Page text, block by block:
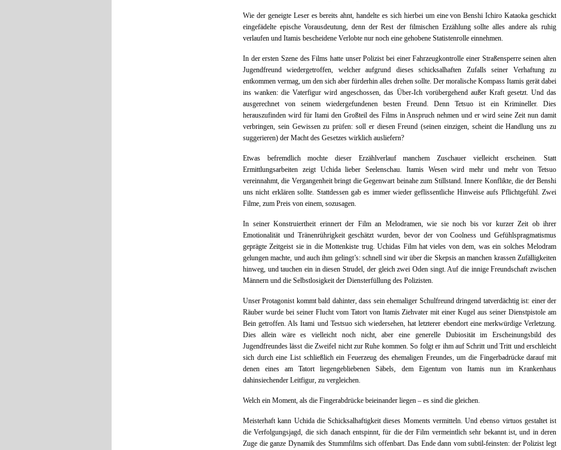
Wie der geneigte Leser es bereits ahnt, handelte es sich hierbei um eine von Benshi Ichiro Kataoka geschickt
eingefädelte epische Vorausdeutung, denn der Rest der filmischen Erzählung sollte alles andere als ruhig
verlaufen und Itamis bescheidene Verlobte nur noch eine gehobene Statistenrolle einnehmen.
In der ersten Szene des Films hatte unser Polizist bei einer Fahrzeugkontrolle einer Straßensperre seinen alten
Jugendfreund wiedergetroffen, welcher aufgrund dieses schicksalhaften Zufalls seiner Verhaftung zu
entkommen vermag, um den sich aber fürderhin alles drehen sollte. Der moralische Kompass Itamis gerät dabei
ins wanken: die Vaterfigur wird angeschossen, das Über-Ich vorübergehend außer Kraft gesetzt. Und das
ausgerechnet von seinem wiedergefundenen besten Freund. Denn Tetsuo ist ein Krimineller. Dies
herauszufinden wird für Itami den Großteil des Films in Anspruch nehmen und er wird seine Zeit nun damit
verbringen, sein Gewissen zu prüfen: soll er diesen Freund (seinen einzigen, scheint die Handlung uns zu
suggerieren) der Macht des Gesetzes wirklich ausliefern?
Etwas befremdlich mochte dieser Erzählverlauf manchem Zuschauer vielleicht erscheinen. Statt
Ermittlungsarbeiten zeigt Uchida lieber Seelenschau. Itamis Wesen wird mehr und mehr von Tetsuo
vereinnahmt, die Vergangenheit bringt die Gegenwart beinahe zum Stillstand. Innere Konflikte, die der Benshi
uns nicht erklären sollte. Stattdessen gab es immer wieder geflissentliche Hinweise aufs Pflichtgefühl. Zwei
Filme, zum Preis von einem, sozusagen.
In seiner Konstruiertheit erinnert der Film an Melodramen, wie sie noch bis vor kurzer Zeit ob ihrer
Emotionalität und Tränenrührigkeit geschätzt wurden, bevor der von Coolness und Gefühlspragmatismus
geprägte Zeitgeist sie in die Mottenkiste trug. Uchidas Film hat vieles von dem, was ein solches Melodram
gelungen machte, und auch ihm gelingt’s: schnell sind wir über die Skepsis an manchen krassen Zufälligkeiten
hinweg, und tauchen ein in diesen Strudel, der gleich zwei Oden singt. Auf die innige Freundschaft zwischen
Männern und die Selbstlosigkeit der Diensterfüllung des Polizisten.
Unser Protagonist kommt bald dahinter, dass sein ehemaliger Schulfreund dringend tatverdächtig ist: einer der
Räuber wurde bei seiner Flucht vom Tatort von Itamis Ziehvater mit einer Kugel aus seiner Dienstpistole am
Bein getroffen. Als Itami und Testsuo sich wiedersehen, hat letzterer ebendort eine merkwürdige Verletzung.
Dies allein wäre es vielleicht noch nicht, aber eine generelle Dubiosität im Erscheinungsbild des
Jugendfreundes lässt die Zweifel nicht zur Ruhe kommen. So folgt er ihm auf Schritt und Tritt und erschleicht
sich durch eine List schließlich ein Feuerzeug des ehemaligen Freundes, um die Fingerbadrücke darauf mit
denen eines am Tatort liegengebliebenen Säbels, dem Eigentum von Itamis nun im Krankenhaus
dahinsiechender Leitfigur, zu vergleichen.
Welch ein Moment, als die Fingerabdrücke beieinander liegen – es sind die gleichen.
Meisterhaft kann Uchida die Schicksalhaftigkeit dieses Moments vermitteln. Und ebenso virtuos gestaltet ist
die Verfolgungsjagd, die sich danach entspinnt, für die der Film vermeintlich sehr bekannt ist, und in deren
Zuge die ganze Dynamik des Stummfilms sich offenbart. Das Ende dann vom subtil-feinsten: der Polizist legt